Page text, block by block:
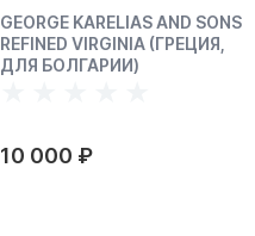
GEORGE KARELIAS AND SONS
REFINED VIRGINIA (ГРЕЦИЯ,
ДЛЯ БОЛГАРИИ)
10 000 ₽